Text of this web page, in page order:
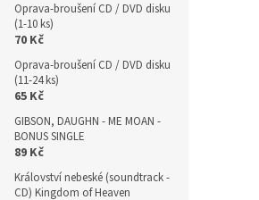
Oprava-broušení CD / DVD disku
(1-10 ks)
70 Kč
Oprava-broušení CD / DVD disku
(11-24 ks)
65 Kč
GIBSON, DAUGHN - ME MOAN -
BONUS SINGLE
89 Kč
Království nebeské (soundtrack -
CD) Kingdom of Heaven